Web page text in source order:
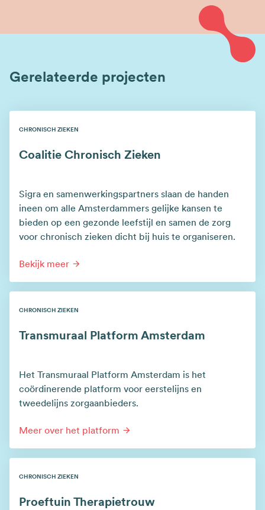
Gerelateerde projecten
Coalitie Chronisch Zieken
CHRONISCH ZIEKEN
Sigra en samenwerkingspartners slaan de handen
ineen om alle Amsterdammers gelijke kansen te
bieden op een gezonde leefstijl en samen de zorg
voor chronisch zieken dicht bij huis te organiseren.
Bekijk meer
Transmuraal Platform Amsterdam
CHRONISCH ZIEKEN
Het Transmuraal Platform Amsterdam is het
coördinerende platform voor eerstelijns en
tweedelijns zorgaanbieders.
Meer over het platform
Proeftuin Therapietrouw
CHRONISCH ZIEKEN